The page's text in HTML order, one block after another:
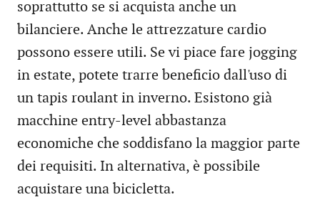
soprattutto se si acquista anche un
bilanciere. Anche le attrezzature cardio
possono essere utili. Se vi piace fare jogging
in estate, potete trarre beneficio dall'uso di
un tapis roulant in inverno. Esistono già
macchine entry-level abbastanza
economiche che soddisfano la maggior parte
dei requisiti. In alternativa, è possibile
acquistare una bicicletta.